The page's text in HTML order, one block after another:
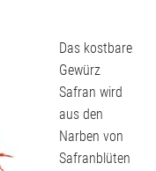
Das kostbare
Gewürz
Safran wird
aus den
Narben von
Safranblüten